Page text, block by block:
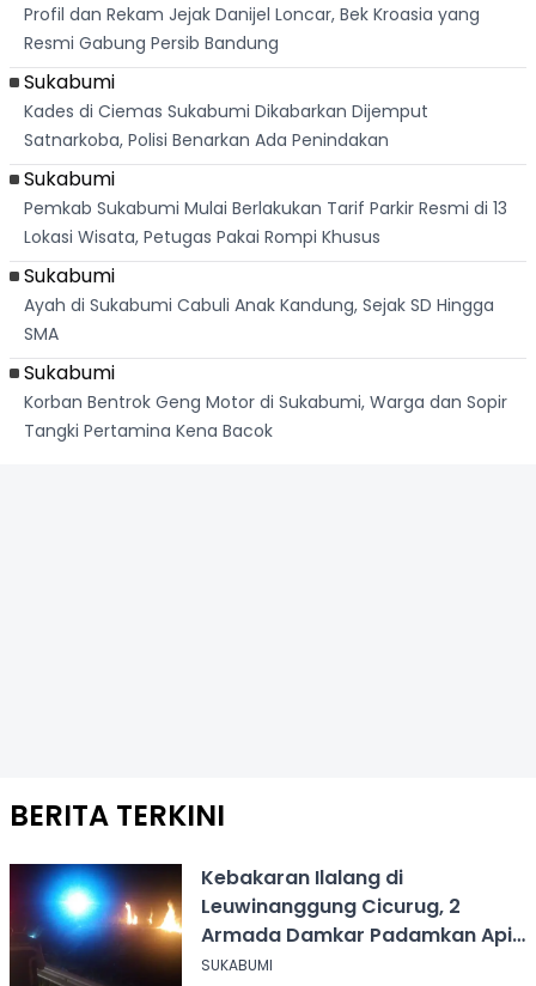
Profil dan Rekam Jejak Danijel Loncar, Bek Kroasia yang
Resmi Gabung Persib Bandung
Sukabumi
Kades di Ciemas Sukabumi Dikabarkan Dijemput
Satnarkoba, Polisi Benarkan Ada Penindakan
Sukabumi
Pemkab Sukabumi Mulai Berlakukan Tarif Parkir Resmi di 13
Lokasi Wisata, Petugas Pakai Rompi Khusus
Sukabumi
Ayah di Sukabumi Cabuli Anak Kandung, Sejak SD Hingga
SMA
Sukabumi
Korban Bentrok Geng Motor di Sukabumi, Warga dan Sopir
Tangki Pertamina Kena Bacok
BERITA TERKINI
Kebakaran Ilalang di
Leuwinanggung Cicurug, 2
Armada Damkar Padamkan Api
Dalam 20 Menit
SUKABUMI